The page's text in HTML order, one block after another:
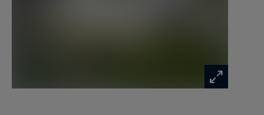
imprenable sur La Défense, un arrière-bureau
avec kitchenette (pouvant accueillir une seconde